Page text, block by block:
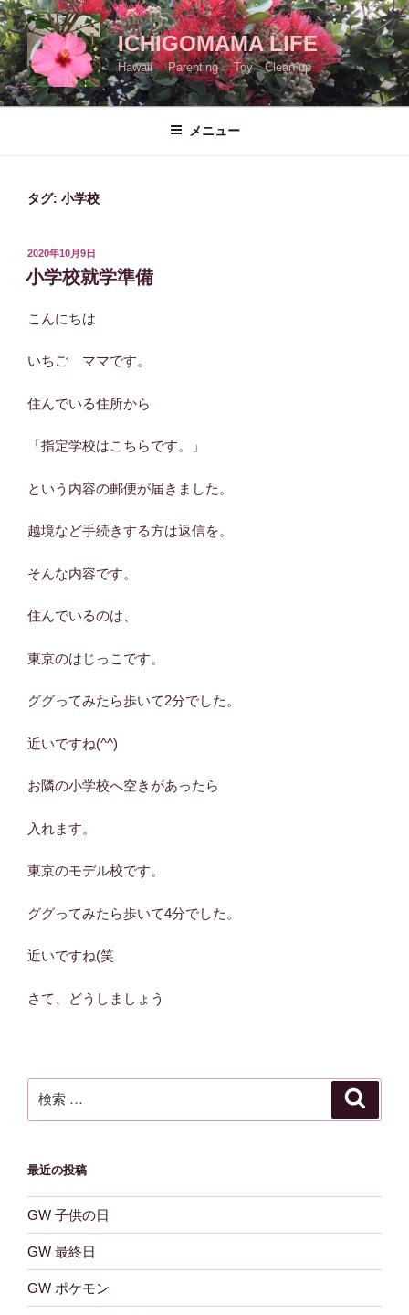
コ
ン
テ
ン
ツ
ICHIGOMAMA LIFE
Hawaii Parenting Toy Clean up
メニュー
タグ: 小学校
投
稿
日:
2020年10月9日
小学校就学準備
こんにちは
いちご ママです。
住んでいる住所から
「指定学校はこちらです。」
という内容の郵便が届きました。
越境など手続きする方は返信を。
そんな内容です。
住んでいるのは、
東京のはじっこです。
ググってみたら歩いて2分でした。
近いですね(^^)
お隣の小学校へ空きがあったら
入れます。
東京のモデル校です。
ググってみたら歩いて4分でした。
近いですね(笑
さて、どうしましょう
索:
最近の投稿
GW 子供の日
GW 最終日
GW ポケモン